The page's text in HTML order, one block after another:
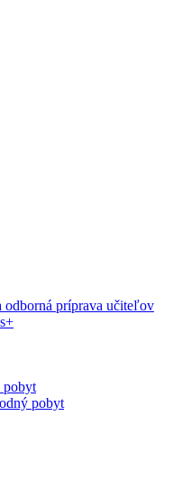
odborná príprava učiteľov
pobyt
pobyt